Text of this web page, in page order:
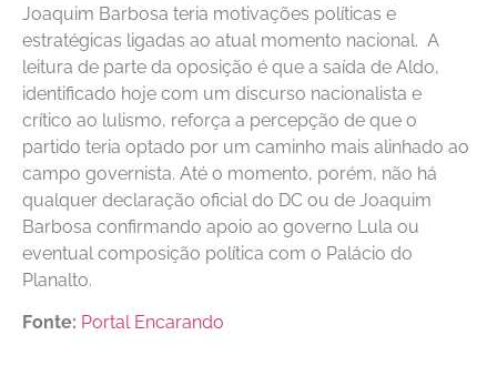
Joaquim Barbosa teria motivações políticas e
estratégicas ligadas ao atual momento nacional. A
leitura de parte da oposição é que a saída de Aldo,
identificado hoje com um discurso nacionalista e
crítico ao lulismo, reforça a percepção de que o
partido teria optado por um caminho mais alinhado ao
campo governista. Até o momento, porém, não há
qualquer declaração oficial do DC ou de Joaquim
Barbosa confirmando apoio ao governo Lula ou
eventual composição política com o Palácio do
Planalto.
Fonte: Portal Encarando